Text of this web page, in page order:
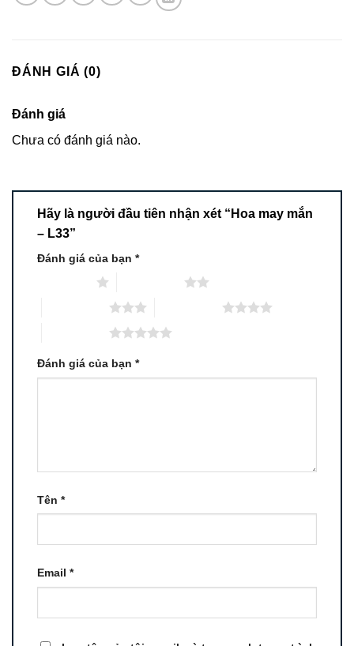
ĐÁNH GIÁ (0)
Đánh giá
Chưa có đánh giá nào.
Hãy là người đầu tiên nhận xét “Hoa may mắn
– L33”
Đánh giá của bạn *
Đánh giá của bạn *
Tên *
Email *